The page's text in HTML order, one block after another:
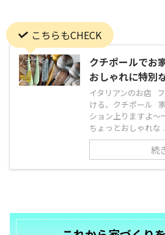
こちらもCHECK
クチポールでお
おしゃれに特別
イタリアンのお店
ける、クチポール
ション上りますよ〜
ちょっとおしゃれな
続